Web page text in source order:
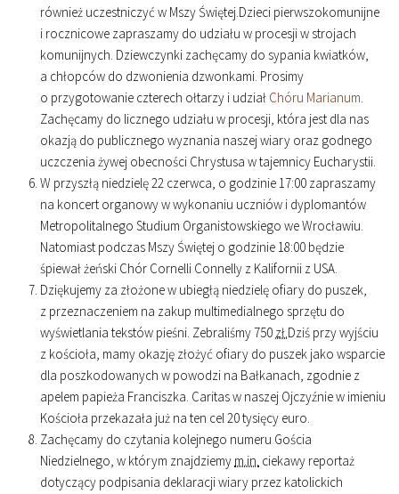
również uczestniczyć w Mszy Świętej.Dzieci pierwszokomunijne
i rocznicowe zapraszamy do udziału w procesji w strojach
komunijnych. Dziewczynki zachęcamy do sypania kwiatków,
a chłopców do dzwonienia dzwonkami. Prosimy
o przygotowanie czterech ołtarzy i udział Chóru Marianum.
Zachęcamy do licznego udziału w procesji, która jest dla nas
okazją do publicznego wyznania naszej wiary oraz godnego
uczczenia żywej obecności Chrystusa w tajemnicy Eucharystii.
W przyszłą niedzielę 22 czerwca, o godzinie17:00 zapraszamy
na koncert organowy w wykonaniu uczniów i dyplomantów
Metropolitalnego Studium Organistowskiego we Wrocławiu.
Natomiast podczas Mszy Świętej o godzinie18:00 będzie
śpiewał żeński Chór Cornelli Connelly z Kalifornii z USA.
Dziękujemy za złożone w ubiegłą niedzielę ofiary do puszek,
z przeznaczeniem na zakup multimedialnego sprzętu do
wyświetlania tekstów pieśni. Zebraliśmy 750 zł.Dziś przy wyjściu
z kościoła, mamy okazję złożyć ofiary do puszek jako wsparcie
dla poszkodowanych w powodzi na Bałkanach, zgodnie z
apelem papieża Franciszka. Caritas w naszej Ojczyźnie w imieniu
Kościoła przekazała już na ten cel 20 tysięcy euro.
Zachęcamy do czytania kolejnego numeru Gościa
Niedzielnego, w którym znajdziemy m.in. ciekawy reportaż
dotyczący podpisania deklaracji wiary przez katolickich